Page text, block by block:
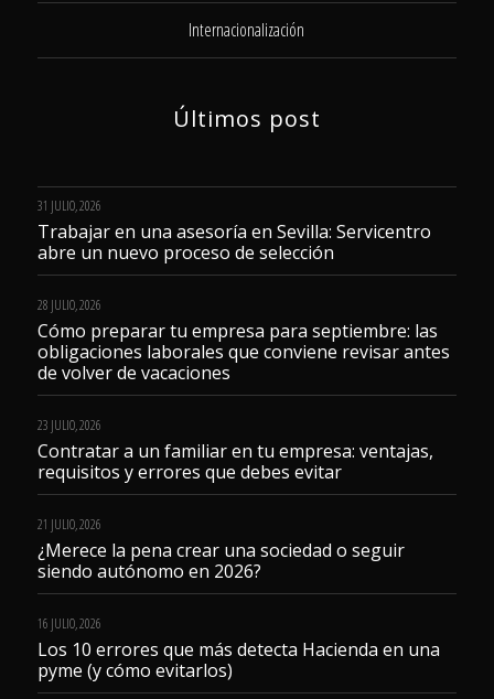
Internacionalización
Últimos post
31 JULIO, 2026
Trabajar en una asesoría en Sevilla: Servicentro
abre un nuevo proceso de selección
28 JULIO, 2026
Cómo preparar tu empresa para septiembre: las
obligaciones laborales que conviene revisar antes
de volver de vacaciones
23 JULIO, 2026
Contratar a un familiar en tu empresa: ventajas,
requisitos y errores que debes evitar
21 JULIO, 2026
¿Merece la pena crear una sociedad o seguir
siendo autónomo en 2026?
16 JULIO, 2026
Los 10 errores que más detecta Hacienda en una
pyme (y cómo evitarlos)